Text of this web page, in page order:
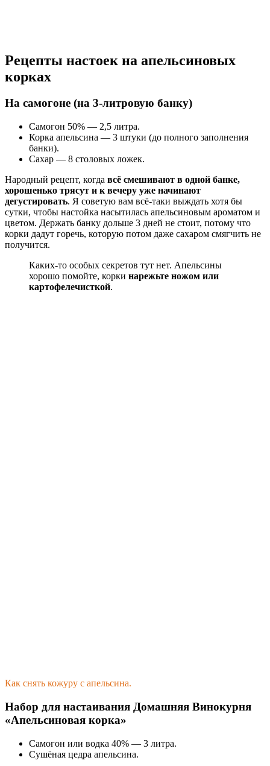
Рецепты настоек на апельсиновых
корках
На самогоне (на 3-литровую банку)
Самогон 50% — 2,5 литра.
Корка апельсина — 3 штуки (до полного заполнения
банки).
Сахар — 8 столовых ложек.
Народный рецепт, когда всё смешивают в одной банке,
хорошенько трясут и к вечеру уже начинают
дегустировать. Я советую вам всё-таки выждать хотя бы
сутки, чтобы настойка насытилась апельсиновым ароматом и
цветом. Держать банку дольше 3 дней не стоит, потому что
корки дадут горечь, которую потом даже сахаром смягчить не
получится.
Каких-то особых секретов тут нет. Апельсины
хорошо помойте, корки нарежьте ножом или
картофелечисткой.
Как снять кожуру с апельсина.
Набор для настаивания Домашняя Винокурня
«Апельсиновая корка»
Самогон или водка 40% — 3 литра.
Сушёная цедра апельсина.